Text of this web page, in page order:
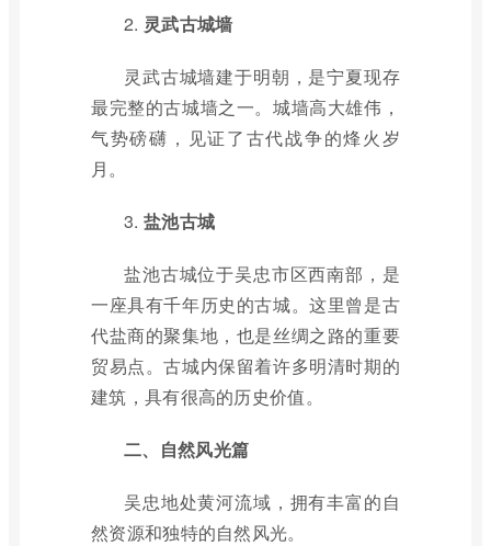
2. 灵武古城墙
灵武古城墙建于明朝，是宁夏现存
最完整的古城墙之一。城墙高大雄伟，
气势磅礴，见证了古代战争的烽火岁
月。
3. 盐池古城
盐池古城位于吴忠市区西南部，是
一座具有千年历史的古城。这里曾是古
代盐商的聚集地，也是丝绸之路的重要
贸易点。古城内保留着许多明清时期的
建筑，具有很高的历史价值。
二、自然风光篇
吴忠地处黄河流域，拥有丰富的自
然资源和独特的自然风光。